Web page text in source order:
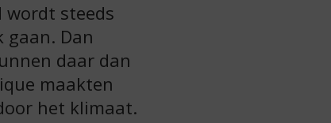
wordt steeds
gaan. Dan
daar dan
maakten
het klimaat.